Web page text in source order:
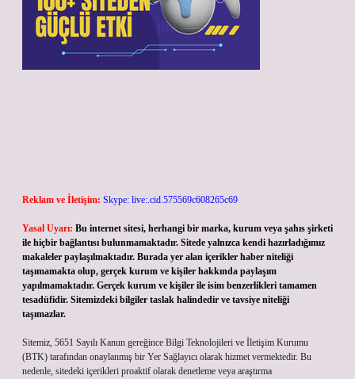
Reklam ve İletişim: Skype: live:.cid.575569c608265c69
Yasal Uyarı: Bu internet sitesi, herhangi bir marka, kurum veya şahıs şirketi
ile hiçbir bağlantısı bulunmamaktadır. Sitede yalnızca kendi hazırladığımız
makaleler paylaşılmaktadır. Burada yer alan içerikler haber niteliği
taşımamakta olup, gerçek kurum ve kişiler hakkında paylaşım
yapılmamaktadır. Gerçek kurum ve kişiler ile isim benzerlikleri tamamen
tesadüfidir. Sitemizdeki bilgiler taslak halindedir ve tavsiye niteliği
taşımazlar.
Sitemiz, 5651 Sayılı Kanun gereğince Bilgi Teknolojileri ve İletişim Kurumu
(BTK) tarafından onaylanmış bir Yer Sağlayıcı olarak hizmet vermektedir. Bu
nedenle, sitedeki içerikleri proaktif olarak denetleme veya araştırma